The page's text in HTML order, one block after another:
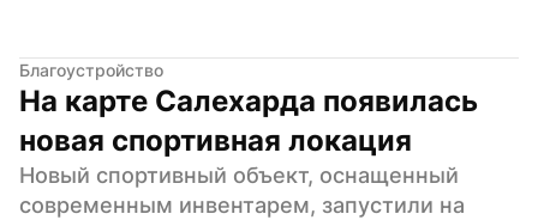
Благоустройство
На карте Салехарда появилась
новая спортивная локация
Новый спортивный объект, оснащенный
современным инвентарем, запустили на